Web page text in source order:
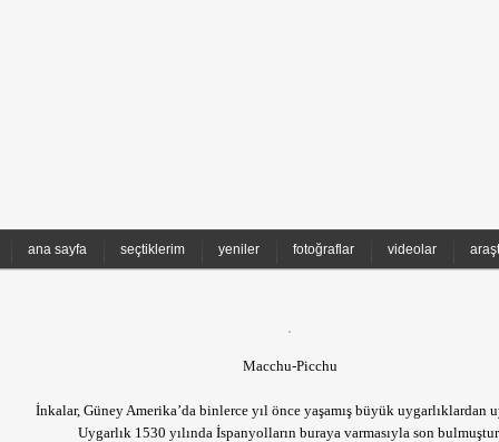
ana sayfa seçtiklerim yeniler fotoğraflar videolar
Macchu-Picchu
İnkalar, Güney Amerika’da binlerce yıl önce yaşamış büyük uygarlıklardan
Uygarlık 1530 yılında İspanyolların buraya varmasıyla son